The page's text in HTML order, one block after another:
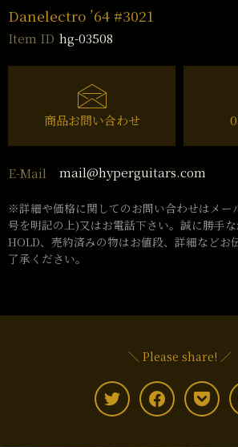
Danelectro ’64 #3021
Item ID hg-03508
商品お問い合わせ
E-Mail mail@hyperguitars.com
※詳細や価格に関してのお問い合わせはメー
号を明記の上)又はお電話下さい。誠に勝手な
HOLD、売約済みの物はお値段、詳細などお
了承ください。
＼ Please share! ／